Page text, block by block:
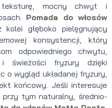
teksturę, mocny chwyt i
Pomada do włosów
głęboko pielęgnujący
konsystencji, który
odpowiedniego chwytu,
i świeżości fryzury dzięki
o wygląd układanej fryzury,
końcowy. Jeśli interesuje
tym naturalny, średnio-